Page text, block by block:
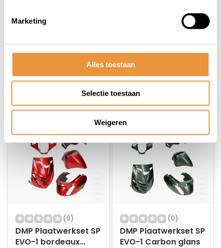
Marketing
Alles toestaan
Selectie toestaan
Weigeren
DMP Plaatwerkset SP
glans
Op voorraad
147,95
DMP Plaatwerkset SP
midnight
Op voorraad
147,95
(0)
DMP Plaatwerkset SP
EVO-1 bordeaux
(0)
DMP Plaatwerkset SP
EVO-1 Carbon glans